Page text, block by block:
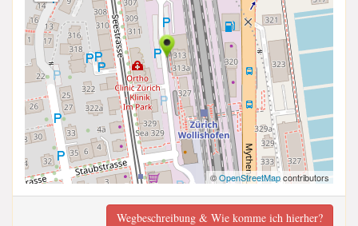
©OpenStreetMapcontributors
Wegbeschreibung & Wie komme ich hierher?